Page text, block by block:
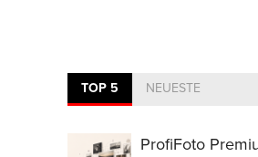
TOP 5 NEUESTE
ProfiFoto